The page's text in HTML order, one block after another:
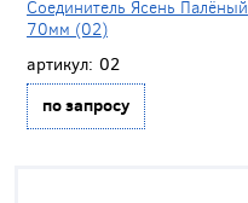
Соединитель Ясень Палёный
70мм (02)
артикул: 02
по запросу